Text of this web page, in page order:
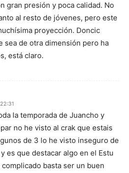
gran presión y poca calidad. No
al resto de jóvenes, pero este
proyección. Doncic
sea de otra dimensión pero ha
está claro.
la temporada de Juancho y
no he visto al crak que estais
de 3 lo he visto inseguro de
es que destacar algo en el Estu
basta ser un buen